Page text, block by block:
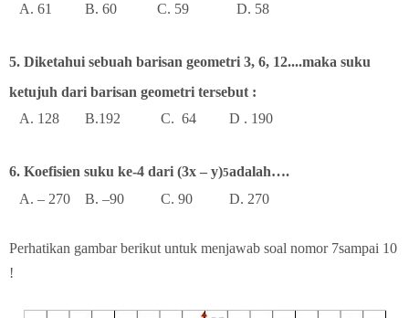
A. 61 B. 60 C. 59 D. 58
5. Diketahui sebuah barisan geometri 3, 6, 12....maka suku
ketujuh dari barisan geometri tersebut :
A. 128 B.192 C. 64 D . 190
6. Koefisien suku ke-4 dari (3x – y)5adalah….
A. – 270 B. –90 C. 90 D. 270
Perhatikan gambar berikut untuk menjawab soal nomor 7sampai 10
!